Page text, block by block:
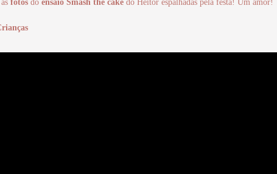
fotos do ensaio Smash the cake do Heitor espalhadas pela festa! Um amor!